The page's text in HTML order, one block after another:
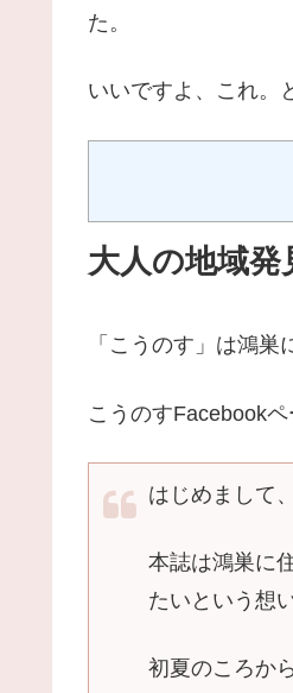
た。
いいですよ、これ。
大人の地域
「こうのす」は鴻巣
こうのすFacebookペ
はじめまして
本誌は鴻巣に
たいという想
初夏のころか